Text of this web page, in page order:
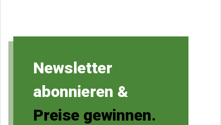
Newsletter
abonnieren &
Preise gewinnen.